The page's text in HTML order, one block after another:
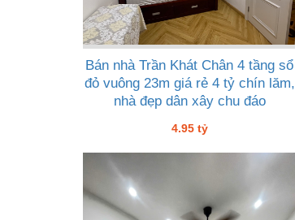
Bán nhà Trần Khát Chân 4 tầng sổ
đỏ vuông 23m giá rẻ 4 tỷ chín lăm,
nhà đẹp dân xây chu đáo
4.95 tỷ